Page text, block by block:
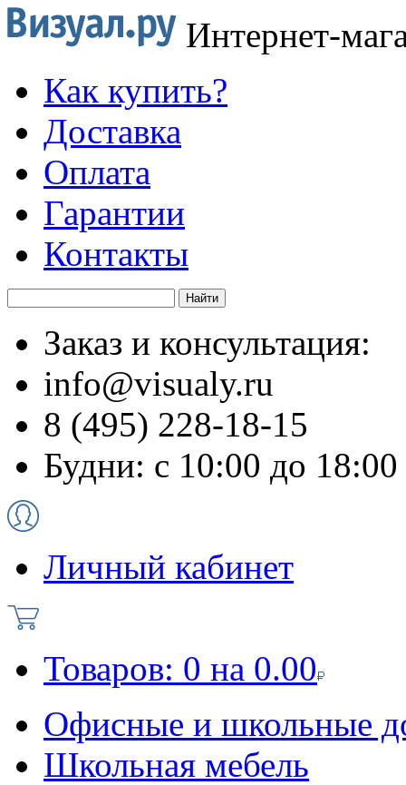
Интернет-
Как купить?
Доставка
Оплата
Гарантии
Контакты
Заказ и консультация:
info@visualy.ru
8 (495) 228-18-15
Будни: с 10:00 до 18:00
Личный кабинет
Товаров: 0 на 0.00
Офисные и школьные
Школьная мебель